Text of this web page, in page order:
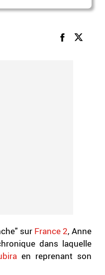
sur France 2, Anne
dans laquelle
en reprenant son